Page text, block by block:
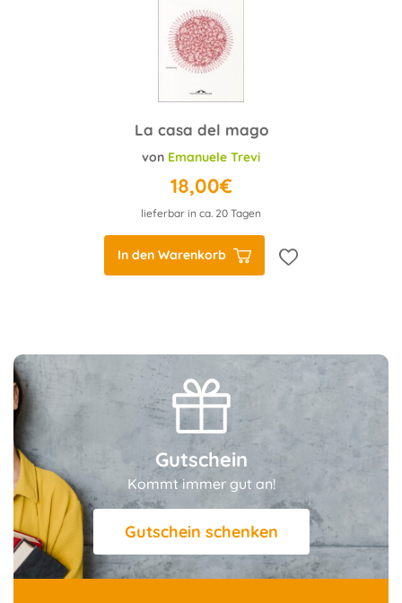
La casa del mago
von Emanuele Trevi
18,00€
lieferbar in ca. 20 Tagen
In den Warenkorb
Gutschein
Kommt immer gut an!
Gutschein schenken